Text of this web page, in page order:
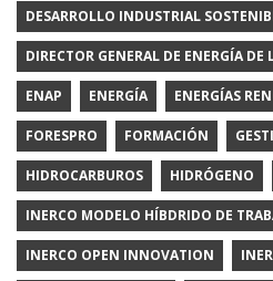
DESARROLLO INDUSTRIAL
DIRECTOR GENERAL DE ENERGÍA
ENAP ENERGÍA ENERGÍAS
FORESPRO FORMACIÓN
HIDROCARBUROS HIDRÓGENO
INERCO MODELO HÍBDRIDO DE
INERCO OPEN INNOVATION